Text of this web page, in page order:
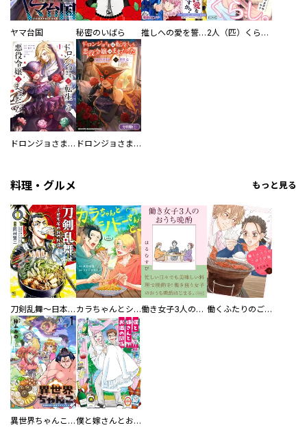
ヤマ台国 秘密のいばら 推しへの愛を誓いますか？～アラサー女子、推しは逃げぬが人生逃げる～ 2人（匹）くらし。
ドロンジョさまは転生しても悪役令嬢のままだった ドロンジョさまは転生しても悪役令嬢のままだった【分冊版】
料理・グルメ もっと見る
刀剣乱舞～日本号つれづれ酒～ カラちゃんとシトーさんと、 【分冊版】 働き女子3人のおうち晩酌 働くふたりのごほうび飯
異世界ちゃんこ～横綱目前に召喚されたんだが～ 【連載版】 僕と嫁さんとお酒の関係